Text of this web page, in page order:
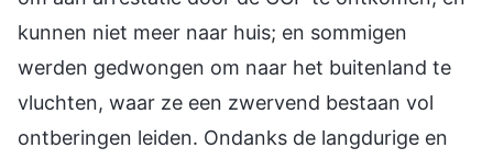
kunnen niet meer naar huis; en sommigen
werden gedwongen om naar het buitenland te
vluchten, waar ze een zwervend bestaan vol
ontberingen leiden. Ondanks de langdurige en